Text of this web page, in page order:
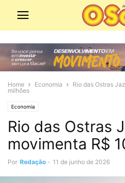
Home Economia
Rio das Ostras
milhões
Economia
Rio das Ostras
movimenta R$
Por Redação - 11 de junho de 2026